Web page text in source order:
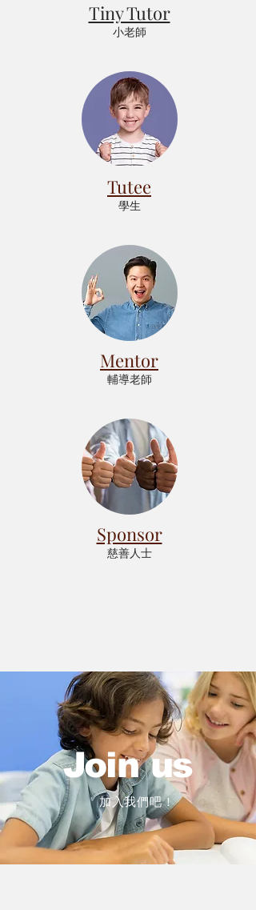
Tiny Tutor
小老師
Tutee
學生
Mentor
輔導老師
Sponsor
慈善人士
Join us
加入我們吧！